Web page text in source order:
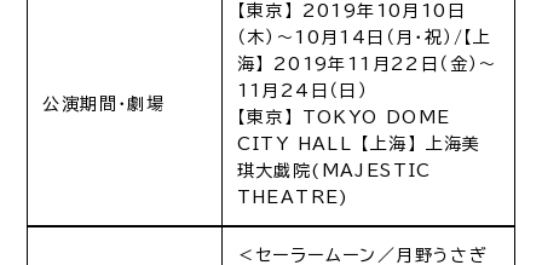
公演期間・劇場
【東京】 2019年10月10日
（木）～10月14日（月・祝）/【上
海】 2019年11月22日（金）～
11月24日（日）
【東京】 TOKYO DOME
CITY HALL 【上海】 上海美
琪大戯院(MAJESTIC
THEATRE)
＜セーラームーン／月野うさぎ